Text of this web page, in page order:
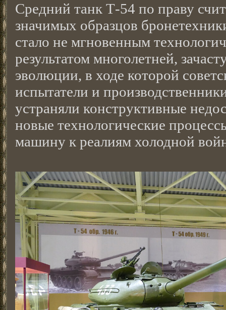
Средний танк Т-54 по праву
значимых образцов
стало не мгновенным
результатом многолетней,
эволюции, в ходе которой
испытатели и
устраняли конструктивные
новые технологические
машину к реалиям холодной